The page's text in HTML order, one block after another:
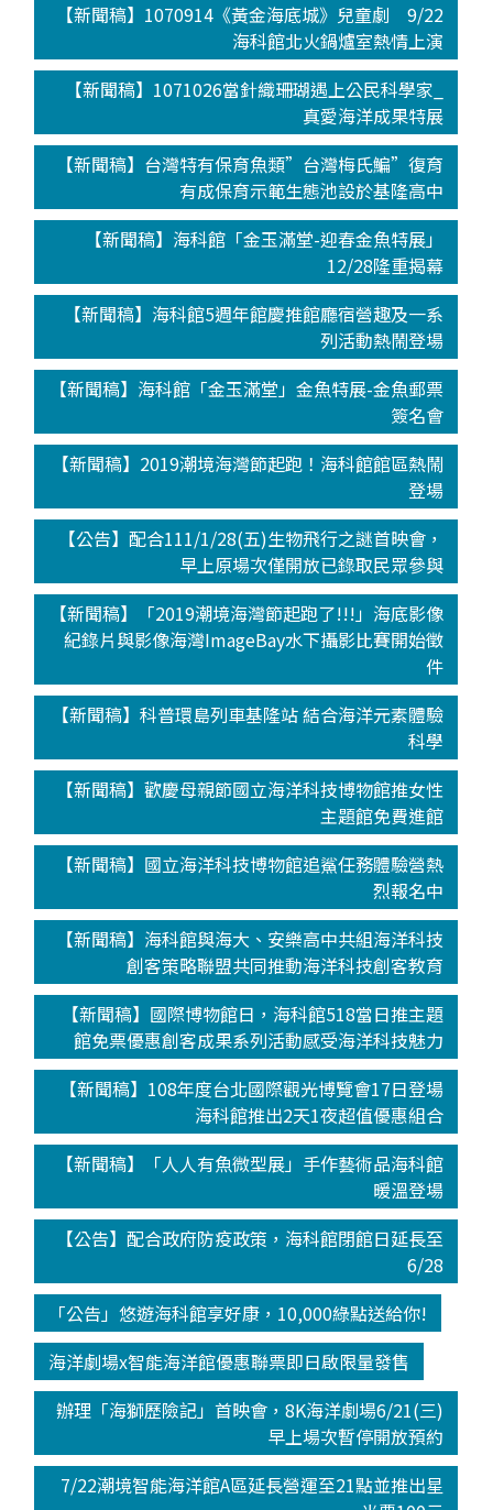
【新聞稿】1070914《黃金海底城》兒童劇 9/22
海科館北火鍋爐室熱情上演
【新聞稿】1071026當針織珊瑚遇上公民科學家_
真愛海洋成果特展
【新聞稿】台灣特有保育魚類”台灣梅氏鯿”復育
有成保育示範生態池設於基隆高中
【新聞稿】海科館「金玉滿堂-迎春金魚特展」
12/28隆重揭幕
【新聞稿】海科館5週年館慶推館廳宿營趣及一系
列活動熱鬧登場
【新聞稿】海科館「金玉滿堂」金魚特展-金魚郵票
簽名會
【新聞稿】2019潮境海灣節起跑！海科館館區熱鬧
登場
【公告】配合111/1/28(五)生物飛行之謎首映會，
早上原場次僅開放已錄取民眾參與
【新聞稿】「2019潮境海灣節起跑了!!!」海底影像
紀錄片與影像海灣ImageBay水下攝影比賽開始徵
件
【新聞稿】科普環島列車基隆站 結合海洋元素體驗
科學
【新聞稿】歡慶母親節國立海洋科技博物館推女性
主題館免費進館
【新聞稿】國立海洋科技博物館追鯊任務體驗營熱
烈報名中
【新聞稿】海科館與海大、安樂高中共組海洋科技
創客策略聯盟共同推動海洋科技創客教育
【新聞稿】國際博物館日，海科館518當日推主題
館免票優惠創客成果系列活動感受海洋科技魅力
【新聞稿】108年度台北國際觀光博覽會17日登場
海科館推出2天1夜超值優惠組合
【新聞稿】「人人有魚微型展」手作藝術品海科館
暖溫登場
【公告】配合政府防疫政策，海科館閉館日延長至
6/28
「公告」悠遊海科館享好康，10,000綠點送給你!
海洋劇場x智能海洋館優惠聯票即日啟限量發售
辦理「海獅歷險記」首映會，8K海洋劇場6/21(三)
早上場次暫停開放預約
7/22潮境智能海洋館A區延長營運至21點並推出星